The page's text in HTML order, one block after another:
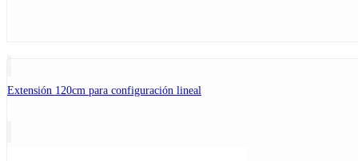
Extensión 120cm para configuración lineal